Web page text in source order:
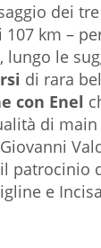
dei
km –
, lungo le
di rara
con Enel
di
patrocinio
e